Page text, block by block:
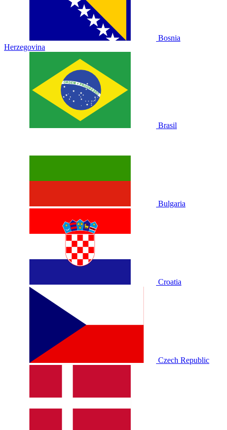
Bosnia
Herzegovina
Brasil
Bulgaria
Croatia
Czech Republic